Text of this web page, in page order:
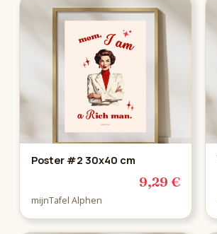
Poster #2 30x40 cm
9,29 €
mijnTafel Alphen